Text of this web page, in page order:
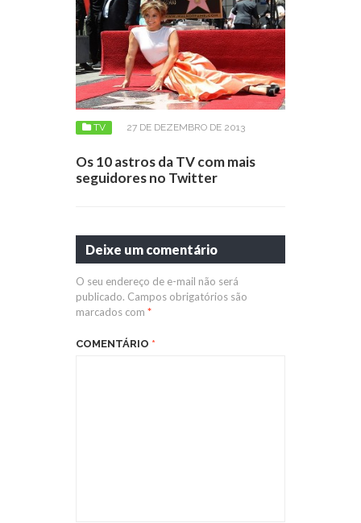
TV 27 DE DEZEMBRO DE 2013
Os 10 astros da TV com mais
seguidores no Twitter
Deixe um comentário
O seu endereço de e-mail não será
publicado. Campos obrigatórios são
marcados com *
COMENTÁRIO *